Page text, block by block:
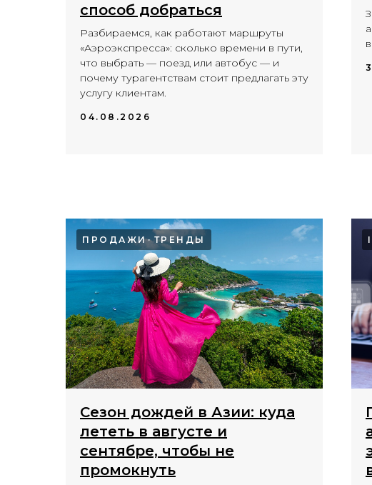
способ добраться
Разбираемся, как работают маршруты
«Аэроэкспресса»: сколько времени в пути,
что выбрать — поезд или автобус — и
почему турагентствам стоит предлагать эту
услугу клиентам.
04.08.2026
ПРОДАЖИ ТРЕНДЫ
Сезон дождей в Азии: куда
лететь в августе и
сентябре, чтобы не
промокнуть